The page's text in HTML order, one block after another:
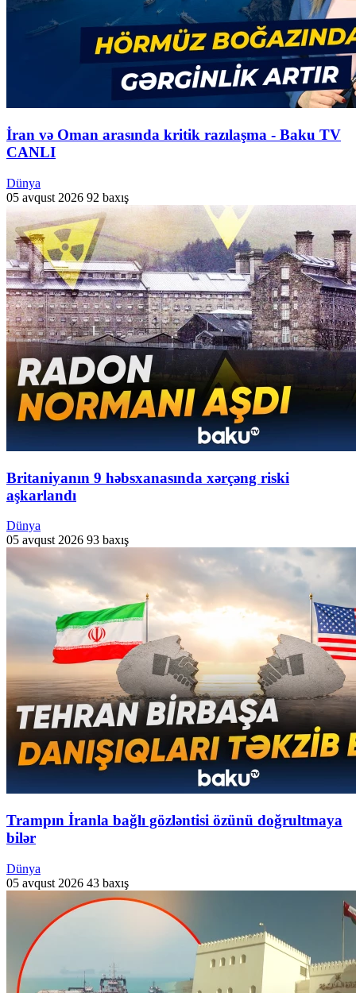
İran və Oman arasında kritik razılaşma - Baku TV
CANLI
Dünya
05 avqust 2026 92 baxış
Britaniyanın 9 həbsxanasında xərçəng riski
aşkarlandı
Dünya
05 avqust 2026 93 baxış
Trampın İranla bağlı gözləntisi özünü doğrultmaya
bilər
Dünya
05 avqust 2026 43 baxış